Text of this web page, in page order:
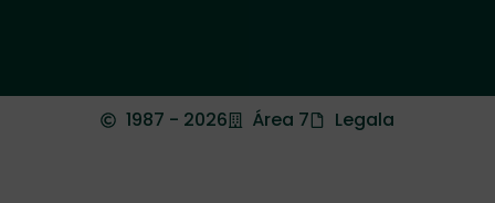
1987 - 2026 Área 7 Legala